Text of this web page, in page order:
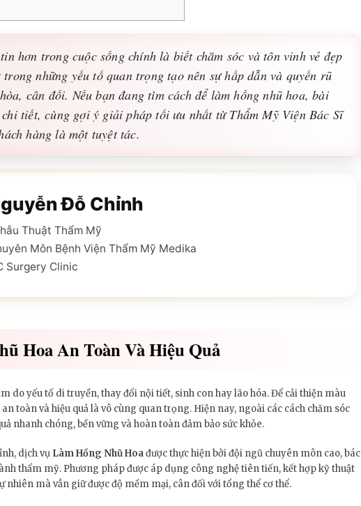
hơn trong cuộc sống chính là biết chăm sóc và tôn vinh vẻ đẹp
những yếu tố quan trọng tạo nên sự hấp dẫn và quyến rũ
cân đối. Nếu bạn đang tìm cách để làm hồng nhũ hoa, bài
tiết, cùng gợi ý giải pháp tối ưu nhất từ Thẩm Mỹ Viện Bác Sĩ
hàng là một tuyệt tác.
Đỗ Chỉnh
Thuật Thẩm Mỹ
Môn Bệnh Viện Thẩm Mỹ Medika
Surgery Clinic
Hoa An Toàn Và Hiệu Quả
do yếu tố di truyền, thay đổi nội tiết, sinh con hay lão hóa. Để cải thiện màu
toàn và hiệu quả là vô cùng quan trọng. Hiện nay, ngoài các cách chăm sóc
nhanh chóng, bền vững và hoàn toàn đảm bảo sức khỏe.
dịch vụ Làm Hồng Nhũ Hoađược thực hiện bởi đội ngũ chuyên môn cao, bác
thẩm mỹ. Phương pháp được áp dụng công nghệ tiên tiến, kết hợp kỹ thuật
mà vẫn giữ được độ mềm mại, cân đối với tổng thể cơ thể.